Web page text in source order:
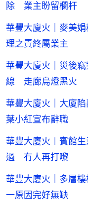
除 業主盼留欄杆
華豐大廈火｜麥美
理之責終屬業主
華豐大廈火｜災後
線 走廊烏燈黑火
華豐大廈火｜大廈
葉小紅宣布辭職
華豐大廈火︱賓館
過 冇人再打嚟
華豐大廈火｜多層
一原因完好無缺